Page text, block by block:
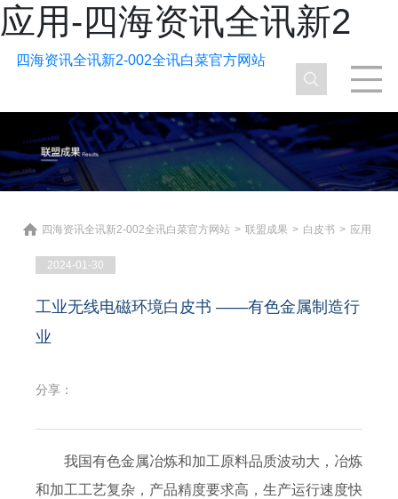
应用-四海资讯全讯新2
四海资讯全讯新2-002全讯白菜官方网站
四海资讯全讯新2-002全讯白菜官方网站 > 联盟成果 > 白皮书 > 应用
2024-01-30
工业无线电磁环境白皮书 ——有色金属制造行
业
分享：
我国有色金属冶炼和加工原料品质波动大，冶炼
和加工工艺复杂，产品精度要求高，生产运行速度快